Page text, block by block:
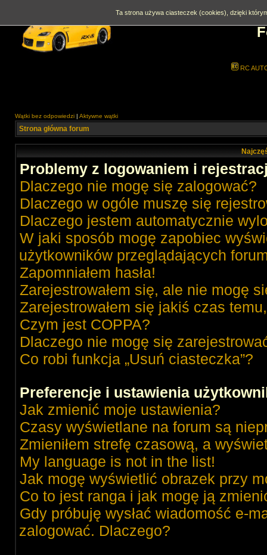
RC
Wątki bez odpowiedzi | Aktywne wątki
Strona główna forum
Problemy z logowaniem i
Dlaczego nie mogę się zalogować?
Dlaczego w ogóle muszę się
Dlaczego jestem automatycznie
W jaki sposób mogę zapobiec
użytkowników przeglądających
Zapomniałem hasła!
Zarejestrowałem się, ale nie mogę
Zarejestrowałem się jakiś czas
Czym jest COPPA?
Dlaczego nie mogę się
Co robi funkcja „Usuń ciasteczka”?
Preferencje i ustawienia
Jak zmienić moje ustawienia?
Czasy wyświetlane na forum są
Zmieniłem strefę czasową, a
My language is not in the list!
Jak mogę wyświetlić obrazek przy
Co to jest ranga i jak mogę ją
Gdy próbuję wysłać wiadomość e-
zalogować. Dlaczego?
Ta strona używa ciasteczek (cookies), dzięki